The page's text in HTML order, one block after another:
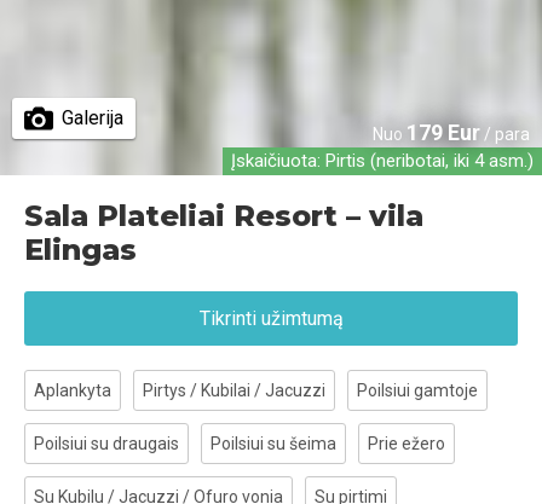
Galerija
Nuo 179 Eur / para
Įskaičiuota: Pirtis (neribotai, iki 4 asm.)
Sala Plateliai Resort – vila
Elingas
Tikrinti užimtumą
Aplankyta Pirtys / Kubilai / Jacuzzi Poilsiui gamtoje
Poilsiui su draugais Poilsiui su šeima Prie ežero
Su Kubilu / Jacuzzi / Ofuro vonia Su pirtimi